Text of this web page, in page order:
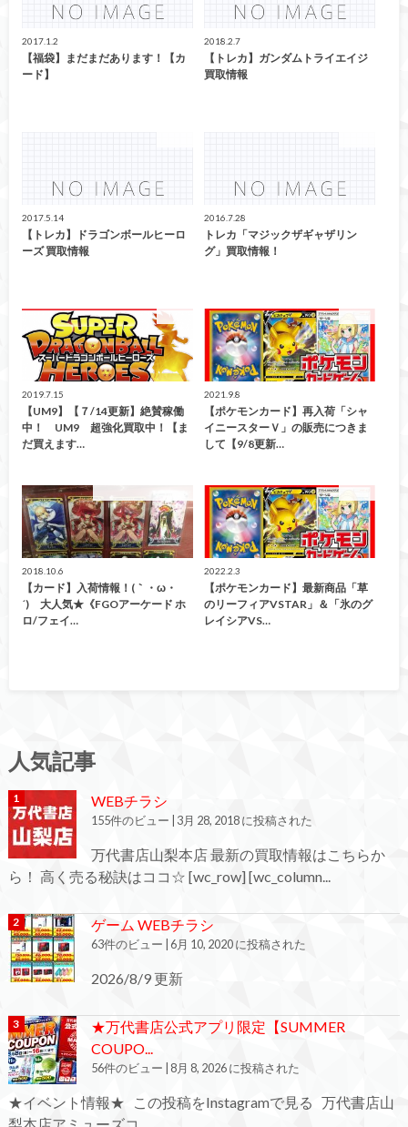
2017.1.2
【福袋】まだまだあります！【カ
ード】
2018.2.7
【トレカ】ガンダムトライエイジ
買取情報
2017.5.14
【トレカ】ドラゴンボールヒーロ
ーズ 買取情報
2016.7.28
トレカ「マジックザギャザリン
グ」買取情報！
カード
2019.7.15
【UM9】【７/14更新】絶賛稼働
中！ UM9 超強化買取中！【ま
だ買えます…
2021.9.8
【ポケモンカード】再入荷「シャ
イニースターＶ」の販売につきま
して【9/8更新…
2018.10.6
【カード】入荷情報！(｀・ω・
´)ゞ大人気★《FGOアーケード ホ
ロ/フェイ…
2022.2.3
【ポケモンカード】最新商品「草
のリーフィアVSTAR」＆「氷のグ
レイシアVS…
人気記事
WEBチラシ
155件のビュー | 3月 28, 2018 に投稿された
万代書店山梨本店 最新の買取情報はこちらか
ら！ 高く売る秘訣はココ☆ [wc_row] [wc_column...
ゲーム WEBチラシ
63件のビュー |6月 10, 2020 に投稿された
2026/8/9 更新
★万代書店公式アプリ限定【SUMMER
COUPO...
56件のビュー | 8月 8, 2026 に投稿された
★イベント情報★ この投稿をInstagramで見る 万代書店山
梨本店アミューズコ...